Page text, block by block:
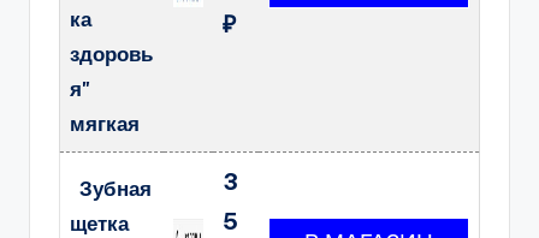
ка
здоровь
я"
мягкая
₽
Зубная
щетка
3
5